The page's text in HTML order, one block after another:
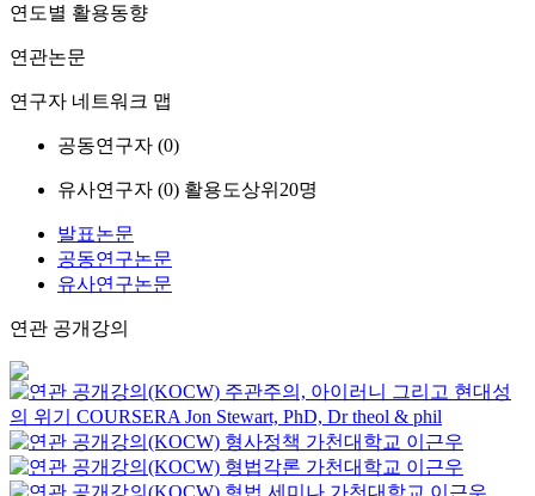
연도별 활용동향
연관논문
연구자 네트워크 맵
공동연구자 (0)
유사연구자 (0) 활용도상위20명
발표논문
공동연구논문
유사연구논문
연관 공개강의
주관주의, 아이러니 그리고 현대성
의 위기
COURSERA Jon Stewart, PhD, Dr theol & phil
형사정책 가천대학교 이근우
형법각론 가천대학교 이근우
형법 세미나 가천대학교 이근우